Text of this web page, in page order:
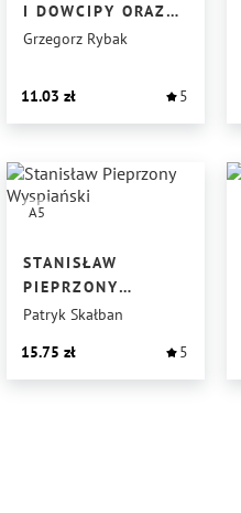
I DOWCIPY ORAZ
ŚMIESZNE
Grzegorz Rybak
11.03 5
A5
STANISŁAW
PIEPRZONY
WYSPIAŃSKI
Patryk Skałban
15.75
5